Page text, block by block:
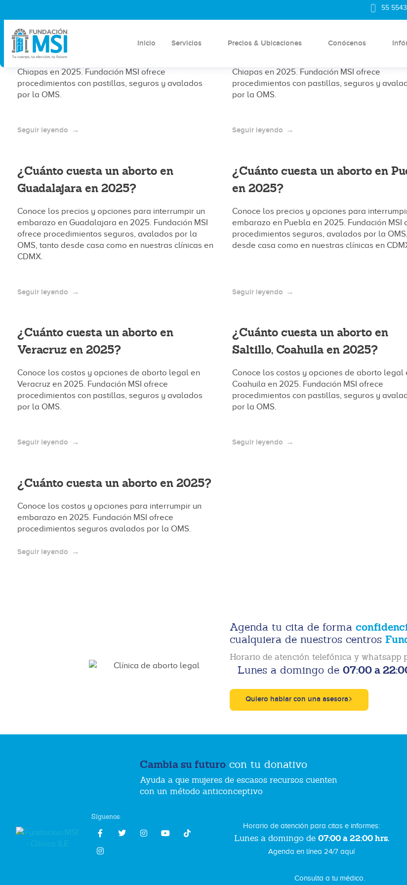
55
Inicio Servicios Precios & Ubicaciones Conócenos
¿Cuánto cuesta un aborto en
Cancún en 2025?
Conoce los costos y opciones de aborto legal en
Chiapas en 2025. Fundación MSI ofrece
procedimientos con pastillas, seguros y avalados
por la OMS.
Seguir leyendo
¿Cuánto cuesta un aborto en
Chiapas en 2025?
Chiapas en 2025. Fundación MSI ofrece
procedimientos con pastillas, seguros y
por la OMS.
Seguir leyendo
¿Cuánto cuesta un aborto en
Guadalajara en 2025?
Conoce los precios y opciones para interrumpir un
embarazo en Guadalajara en 2025. Fundación MSI
ofrece procedimientos seguros, avalados por la
OMS, tanto desde casa como en nuestras clínicas en
CDMX.
Seguir leyendo
¿Cuánto cuesta un aborto en
en 2025?
Conoce los precios y opciones para
embarazo en Puebla en 2025. Fundación MSI
procedimientos seguros, avalados por la
desde casa como en nuestras clínicas en
Seguir leyendo
¿Cuánto cuesta un aborto en
Veracruz en 2025?
Conoce los costos y opciones de aborto legal en
Veracruz en 2025. Fundación MSI ofrece
procedimientos con pastillas, seguros y avalados
por la OMS.
Seguir leyendo
¿Cuánto cuesta un aborto en
Saltillo, Coahuila en 2025?
Conoce los costos y opciones de aborto legal
Coahuila en 2025. Fundación MSI ofrece
procedimientos con pastillas, seguros y
por la OMS.
Seguir leyendo
¿Cuánto cuesta un aborto en 2025?
Conoce los costos y opciones para interrumpir un
embarazo en 2025. Fundación MSI ofrece
procedimientos seguros avalados por la OMS.
Seguir leyendo
Agenda tu cita de forma
cualquiera de nuestros centros
Horario de atención telefónica y whatsapp
Lunes a domingo de 07:00 a
Quiero hablar con una asesora
Cambia su futuro con tu donativo
Ayuda a que mujeres de escasos recursos cuenten
con un método anticonceptivo
Síguenos:
Horario de atención para citas e informes:
Lunes a domingo de 07:00 a 22:00 hrs.
Agenda en línea 24/7 aquí
Consulta a tu médico.